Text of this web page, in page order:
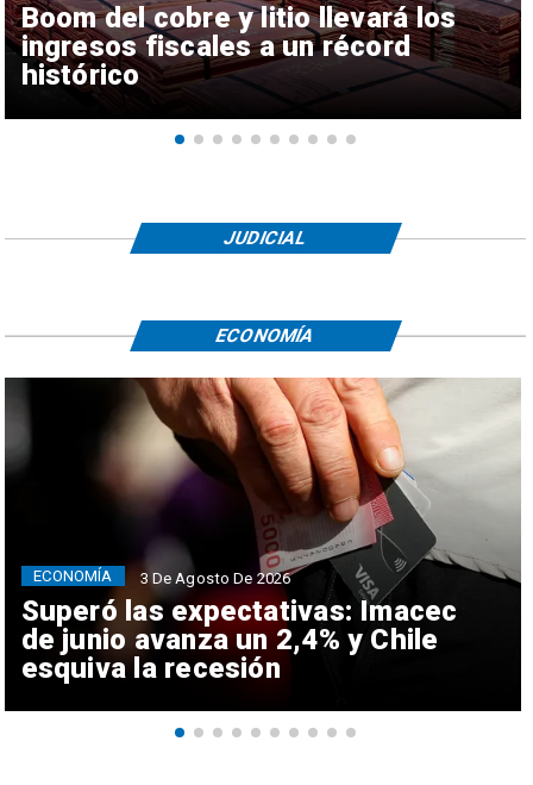
Boom del cobre y litio llevará los
ingresos fiscales a un récord
histórico
JUDICIAL
Superó las expectativas: Imacec
de junio avanza un 2,4% y Chile
esquiva la recesión
ECONOMÍA 3 De Agosto De 2026
ECONOMÍA